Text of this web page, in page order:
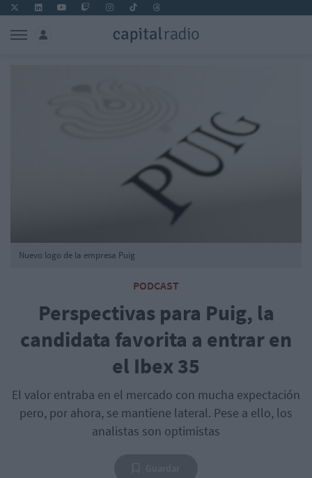
PODCAST
Perspectivas para Puig, la
candidata favorita a entrar en
el Ibex 35
El valor entraba en el mercado con mucha expectación
pero, por ahora, se mantiene lateral. Pese a ello, los
analistas son optimistas
Nuevo logo de la empresa Puig